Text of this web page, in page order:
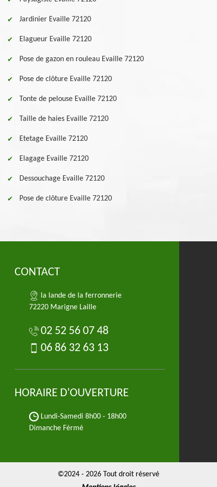
Jardinier Evaille 72120
Elagueur Evaille 72120
Pose de gazon en rouleau Evaille 72120
Pose de clôture Evaille 72120
Tonte de pelouse Evaille 72120
Taille de haies Evaille 72120
Etetage Evaille 72120
Elagage Evaille 72120
Dessouchage Evaille 72120
Pose de clôture Evaille 72120
CONTACT
la lande de la ferronnerie
72220 Marigne Laille
02 52 56 07 48
06 86 32 63 13
HORAIRE D'OUVERTURE
Lundi-Samedi 8h00 - 18h00
Dimanche Férmé
©2024 - 2026 Tout droit réservé